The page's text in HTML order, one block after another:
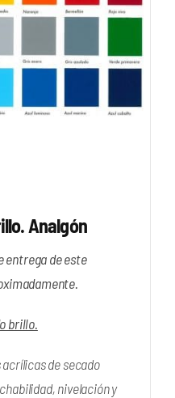
Analgón
entrega de este
brillo.
de secado
nivelación y